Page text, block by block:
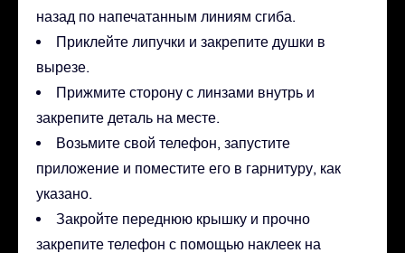
назад по напечатанным линиям сгиба.
Приклейте липучки и закрепите душки в
вырезе.
Прижмите сторону с линзами внутрь и
закрепите деталь на месте.
Возьмите свой телефон, запустите
приложение и поместите его в гарнитуру, как
указано.
Закройте переднюю крышку и прочно
закрепите телефон с помощью наклеек на